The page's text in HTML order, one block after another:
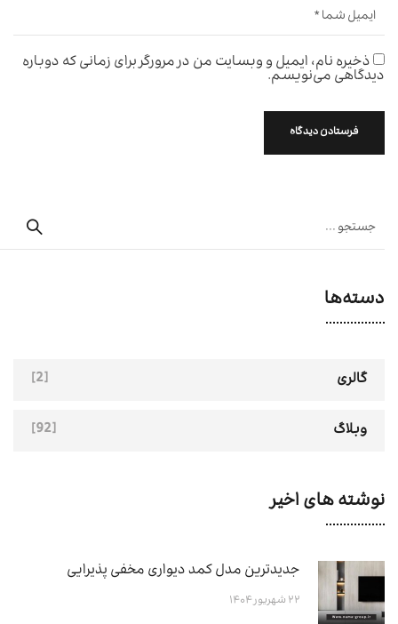
ذخیره نام، ایمیل و وبسایت من در مرورگر برای زمانی که دوباره
دیدگاهی می‌نویسم.
دسته‌ها
گالری [2]
وبلاگ [92]
نوشته های اخیر
جدیدترین مدل کمد دیواری مخفی پذیرایی
۲۲ شهریور ۱۴۰۴